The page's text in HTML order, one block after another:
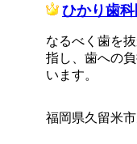
ひかり歯
なるべく歯を
指し、歯への
います。
福岡県久留米